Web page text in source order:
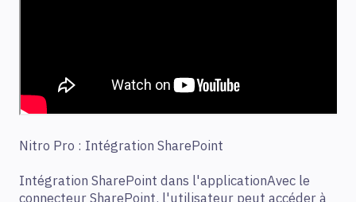
Nitro Pro : Intégration SharePoint
Intégration SharePoint dans l'applicationAvec le